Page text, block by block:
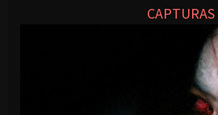
CAPTURAS